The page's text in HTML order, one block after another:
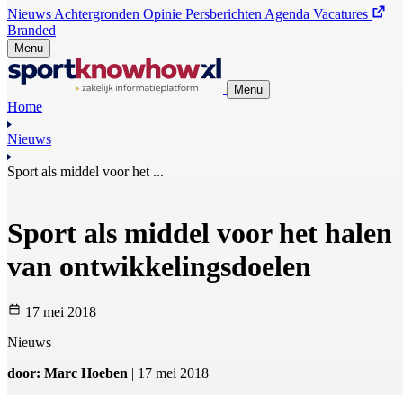
Nieuws Achtergronden Opinie Persberichten Agenda Vacatures
Branded
Menu
Menu
Home
Nieuws
Sport als middel voor het ...
Sport als middel voor het halen
van ontwikkelingsdoelen
17 mei 2018
Nieuws
door: Marc Hoeben | 17 mei 2018